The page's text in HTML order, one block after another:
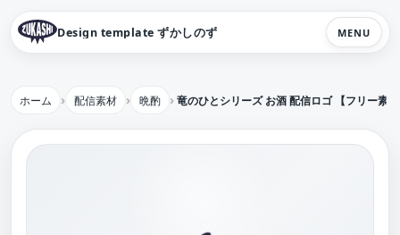
Design template ずかしのず MENU
ホーム 配信素材 晩酌 竜のひとシリーズ お酒 配信ロゴ 【フリー素